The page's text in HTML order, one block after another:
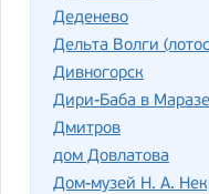
Деденево
Дельта Волги
Дивногорск
Дири-Баба в Маразе
Дмитров
дом Довлатова
Дом-музей Н. А.